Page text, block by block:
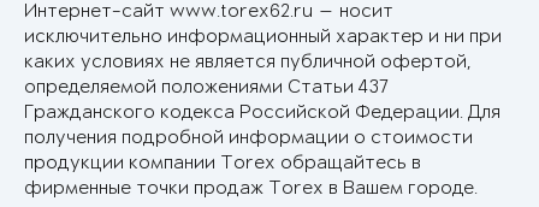
Интернет-сайт www.torex62.ru — носит
исключительно информационный характер и ни при
каких условиях не является публичной офертой,
определяемой положениями Статьи 437
Гражданского кодекса Российской Федерации. Для
получения подробной информации о стоимости
продукции компании Torex обращайтесь в
фирменные точки продаж Torex в Вашем городе.